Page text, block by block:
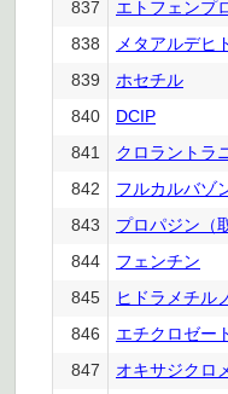
837
エトフェンプ
838
メタアルデヒ
839
ホセチル
840
DCIP
841
クロラントラ
842
フルカルバゾ
843
プロパジン（
844
フェンチン
845
ヒドラメチル
846
エチクロゼー
847
オキサジクロ